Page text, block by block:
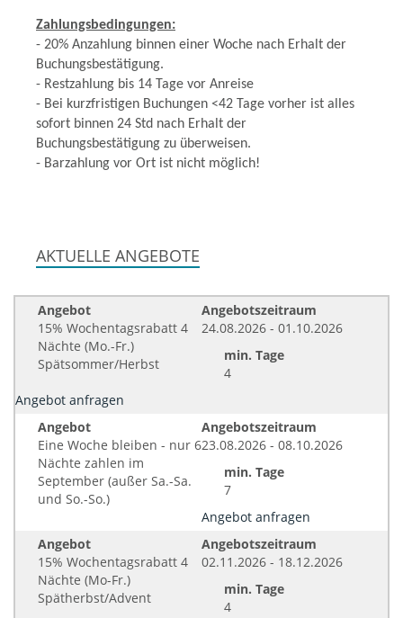
Zahlungsbedingungen:
- 20% Anzahlung binnen einer Woche nach Erhalt der
Buchungsbestätigung.
- Restzahlung bis 14 Tage vor Anreise
- Bei kurzfristigen Buchungen <42 Tage vorher ist alles
sofort binnen 24 Std nach Erhalt der
Buchungsbestätigung zu überweisen.
- Barzahlung vor Ort ist nicht möglich!
AKTUELLE ANGEBOTE
Angebot
15% Wochentagsrabatt 4
Nächte (Mo.-Fr.)
Spätsommer/Herbst
Angebotszeitraum
24.08.2026 - 01.10.2026
min. Tage
4
Angebot anfragen
Angebot
Eine Woche bleiben - nur 6
Nächte zahlen im
September (außer Sa.-Sa.
und So.-So.)
Angebotszeitraum
23.08.2026 - 08.10.2026
min. Tage
7
Angebot anfragen
Angebot
15% Wochentagsrabatt 4
Nächte (Mo-Fr.)
Spätherbst/Advent
Angebotszeitraum
02.11.2026 - 18.12.2026
min. Tage
4